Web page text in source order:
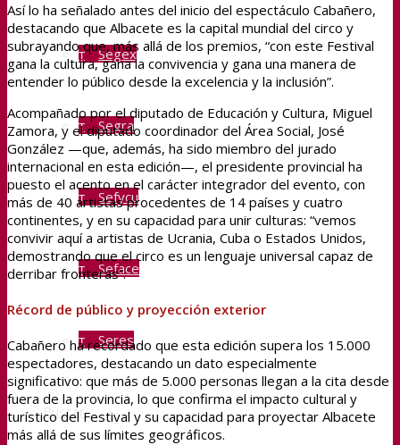
Segex
Segra
Sefycu
Seface
Seres
Buscar
Así lo ha señalado antes del inicio del espectáculo Cabañero,
destacando que Albacete es la capital mundial del circo y
subrayando que, más allá de los premios, “con este Festival
gana la cultura, gana la convivencia y gana una manera de
entender lo público desde la excelencia y la inclusión”.
Acompañado por el diputado de Educación y Cultura, Miguel
Zamora, y el diputado coordinador del Área Social, José
González —que, además, ha sido miembro del jurado
internacional en esta edición—, el presidente provincial ha
puesto el acento en el carácter integrador del evento, con
más de 40 artistas procedentes de 14 países y cuatro
continentes, y en su capacidad para unir culturas: “vemos
convivir aquí a artistas de Ucrania, Cuba o Estados Unidos,
demostrando que el circo es un lenguaje universal capaz de
derribar fronteras”.
Récord de público y proyección exterior
Cabañero ha recordado que esta edición supera los 15.000
espectadores, destacando un dato especialmente
significativo: que más de 5.000 personas llegan a la cita desde
fuera de la provincia, lo que confirma el impacto cultural y
turístico del Festival y su capacidad para proyectar Albacete
más allá de sus límites geográficos.